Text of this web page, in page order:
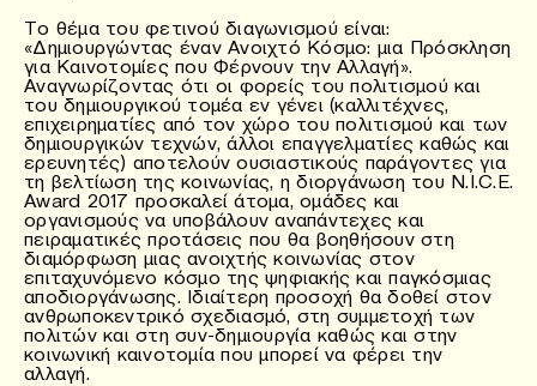
Το θέμα του φετινού διαγωνισμού είναι:
«Δημιουργώντας έναν Ανοιχτό Κόσμο: μια Πρόσκληση
για Καινοτομίες που Φέρνουν την Αλλαγή».
Αναγνωρίζοντας ότι οι φορείς του πολιτισμού και
του δημιουργικού τομέα εν γένει (καλλιτέχνες,
επιχειρηματίες από τον χώρο του πολιτισμού και των
δημιουργικών τεχνών, άλλοι επαγγελματίες καθώς και
ερευνητές) αποτελούν ουσιαστικούς παράγοντες για
τη βελτίωση της κοινωνίας, η διοργάνωση του N.I.C.E.
Award 2017 προσκαλεί άτομα, ομάδες και
οργανισμούς να υποβάλουν αναπάντεχες και
πειραματικές προτάσεις που θα βοηθήσουν στη
διαμόρφωση μιας ανοιχτής κοινωνίας στον
επιταχυνόμενο κόσμο της ψηφιακής και παγκόσμιας
αποδιοργάνωσης. Ιδιαίτερη προσοχή θα δοθεί στον
ανθρωποκεντρικό σχεδιασμό, στη συμμετοχή των
πολιτών και στη συν-δημιουργία καθώς και στην
κοινωνική καινοτομία που μπορεί να φέρει την
αλλαγή.